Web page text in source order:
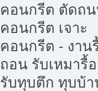
คอนกรีต ตัดถ
คอนกรีต เจาะ
คอนกรีต - งาน
ถอน รับเหมารื้
รับทุบตึก ทุบบ้า